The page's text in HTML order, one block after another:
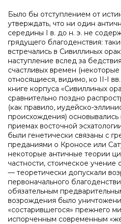
Было бы отступлением от
утверждать, что ни один
середины I в. до н. э. не
грядущего благоденствия:
встречались в Сивиллиных
наступление вслед за
счастливых времен
относящиеся, видимо, ко II-I
книге корпуса «Сивиллиных
сравнительно поздно
(как правило, иудейско-
происхождения)
приемах восточной
были генетически связаны с
преданиями о Кроносе или
некоторые античные теории
частности, стоическое
— теоретически допускали
первоначального
обязательным
возрождения было
«состарившегося» прежнего
испорченным современным